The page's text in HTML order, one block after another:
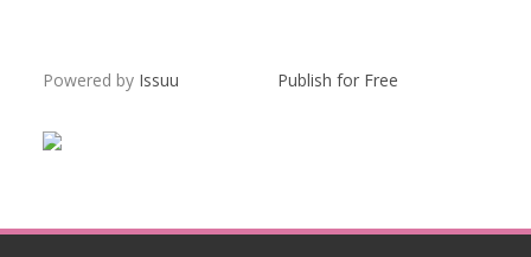
Powered by Issuu Publish for Free